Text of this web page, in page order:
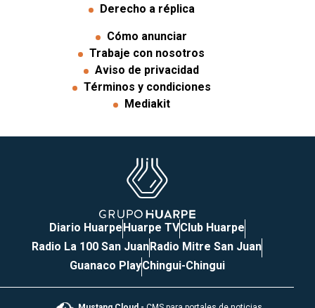
Derecho a réplica
Cómo anunciar
Trabaje con nosotros
Aviso de privacidad
Términos y condiciones
Mediakit
Diario Huarpe Huarpe TVClub Huarpe
Radio La 100 San Juan Radio Mitre San Juan
Guanaco PlayChingui-Chingui